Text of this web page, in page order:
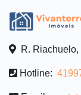
R. Riachuelo,
Hotline: